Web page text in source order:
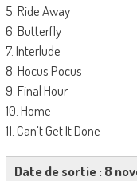
5. Ride Away
6. Butterfly
7. Interlude
8. Hocus Pocus
9. Final Hour
10. Home
11. Can’t Get It Done
Date de sortie : 8